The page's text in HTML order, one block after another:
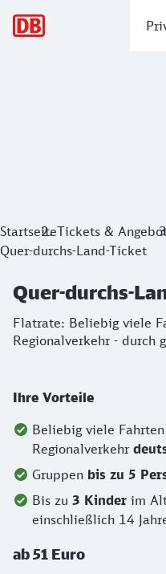
Quer-durchs-
­Flatrate: Beliebig viele
StartseiteTickets &
Quer-durchs-Land-Ticket
Quer-durchs-
­Flatrate: Beliebig viele
Regionalverkehr - durch
Ihre Vorteile
Beliebig viele
Regionalverkehr
Gruppen bis zu 5
Bis zu 3 Kinder im
einschließlich 14
ab 51 Euro